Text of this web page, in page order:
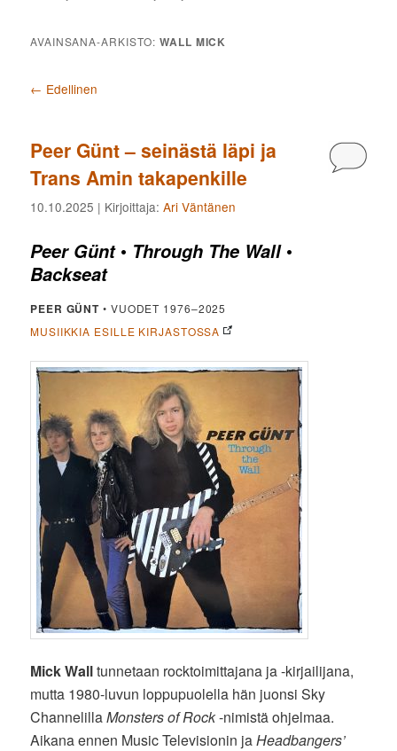
AVAINSANA-ARKISTO:WALL MICK
Artikkelien selaus
← Edellinen
Peer Günt – seinästä läpi ja
Trans Amin takapenkille
10.10.2025 | Kirjoittaja:Ari Väntänen
Peer Günt• Through The Wall•
Backseat
PEER GÜNT • VUODET 1976–2025
MUSIIKKIA ESILLE KIRJASTOSSA
Mick Walltunnetaan rocktoimittajana ja -kirjailijana,
mutta 1980-luvun loppupuolella hän juonsi Sky
ChannelillaMonsters of Rock-nimistä ohjelmaa.
Aikana ennen Music Televisionin jaHeadbangers’